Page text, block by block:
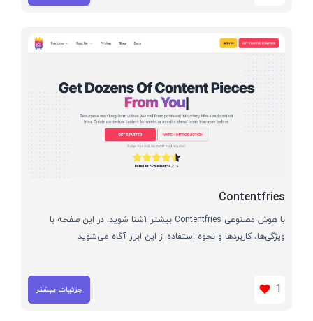
Contentfries
با هوش مصنوعی Contentfries بیشتر آشنا شوید. در این صفحه با
ویژگی‌ها، کاربردها و نحوه استفاده از این ابزار آگاه می‌شوید
1 جزئیات بیشتر